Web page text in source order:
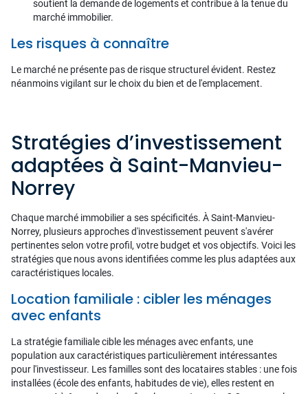
soutient la demande de logements et contribue à la tenue du
marché immobilier.
Les risques à connaître
Le marché ne présente pas de risque structurel évident. Restez
néanmoins vigilant sur le choix du bien et de l'emplacement.
Stratégies d’investissement
adaptées à Saint-Manvieu-
Norrey
Chaque marché immobilier a ses spécificités. À Saint-Manvieu-
Norrey, plusieurs approches d'investissement peuvent s'avérer
pertinentes selon votre profil, votre budget et vos objectifs. Voici les
stratégies que nous avons identifiées comme les plus adaptées aux
caractéristiques locales.
Location familiale : cibler les ménages
avec enfants
La stratégie familiale cible les ménages avec enfants, une
population aux caractéristiques particulièrement intéressantes
pour l'investisseur. Les familles sont des locataires stables : une fois
installées (école des enfants, habitudes de vie), elles restent en